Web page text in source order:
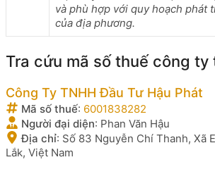
và phù hợp với quy hoạch phát
của địa phương.
Tra cứu mã số thuế công ty
Công Ty TNHH Đầu Tư Hậu Phát
Mã số thuế: 6001838282
Người đại diện: Phan Văn Hậu
Địa chỉ: Số 83 Nguyễn Chí Thanh, Xã
Lắk, Việt Nam